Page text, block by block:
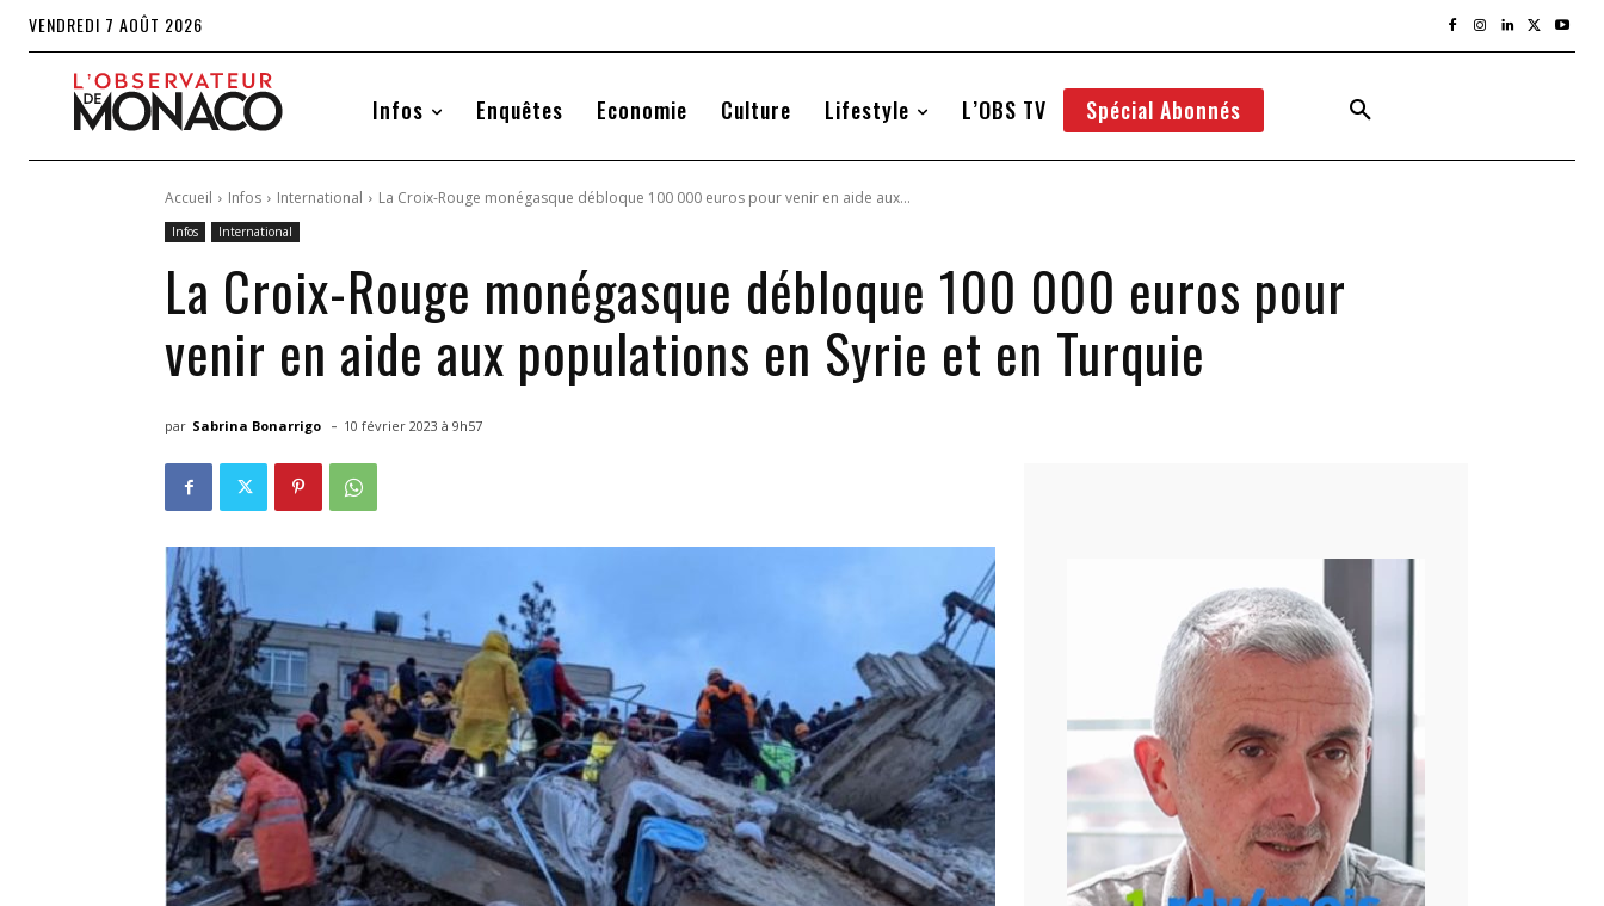
VENDREDI 7 AOÛT 2026
Infos Enquêtes Economie Culture Lifestyle L’OBS TV Spécial Abonnés
Accueil Infos International La Croix-Rouge monégasque débloque 100 000 euros pour venir en aide aux...
Infos International
La Croix-Rouge monégasque débloque 100 000 euros pour
venir en aide aux populations en Syrie et en Turquie
par Sabrina Bonarrigo - 10 février 2023 à 9h57